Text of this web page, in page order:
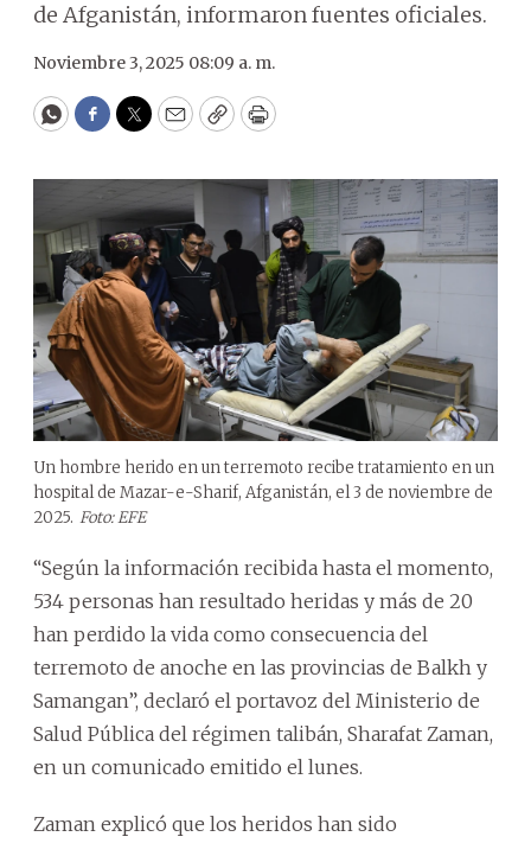
de Afganistán, informaron fuentes oficiales.
Noviembre 3, 2025 08:09 a. m.
WhatsApp
Facebook
Twitter
EmailCopyPrint
Un hombre herido en un terremoto recibe tratamiento en un
hospital de Mazar-e-Sharif, Afganistán, el 3 de noviembre de
2025. Foto: EFE
“Según la información recibida hasta el momento,
534 personas han resultado heridas y más de 20
han perdido la vida como consecuencia del
terremoto de anoche en las provincias de Balkh y
Samangan”, declaró el portavoz del Ministerio de
Salud Pública del régimen talibán, Sharafat Zaman,
en un comunicado emitido el lunes.
Zaman explicó que los heridos han sido